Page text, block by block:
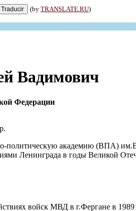
(by TRANSLATE.RU)
Вадимович
Федерации
академию (ВПА)
Ленинграда в годы Великой
войск МВД в г.Фергане в